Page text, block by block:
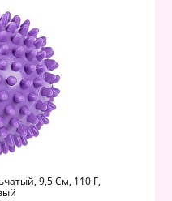
9,5 См, 110 Г,